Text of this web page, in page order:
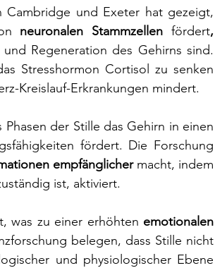
Cambridge und Exeter hat gezeigt,
neuronalen Stammzellen fördert
Regeneration des Gehirns sind.
Stresshormon Cortisol zu senken
Kreislauf-Erkrankungen mindert.
der Stille das Gehirn in einen
fördert. Die Forschung
empfänglicher macht, indem
ist, aktiviert.
was zu einer erhöhten emotionalen
belegen, dass Stille nicht
und physiologischer Ebene